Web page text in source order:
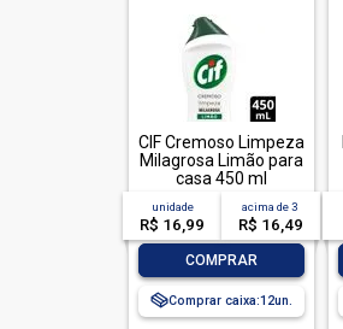
CIF Cremoso Limpeza
Milagrosa Limão para
casa 450 ml
unidade
R$ 16,99
acima de3
R$ 16,49
COMPRAR
Comprar caixa:12